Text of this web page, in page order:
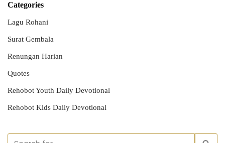
Categories
Lagu Rohani
Surat Gembala
Renungan Harian
Quotes
Rehobot Youth Daily Devotional
Rehobot Kids Daily Devotional